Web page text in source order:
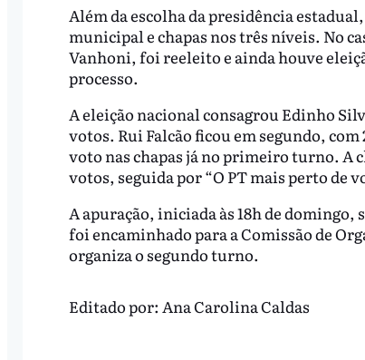
Além da escolha da presidência
municipal e chapas nos três níveis. No
Vanhoni, foi reeleito e ainda houve
processo.
A eleição nacional consagrou Edinho
votos. Rui Falcão ficou em segundo,
voto nas chapas já no primeiro turno. A
votos, seguida por “O PT mais perto de
A apuração, iniciada às 18h de
foi encaminhado para a Comissão de
organiza o segundo turno.
Editado por: Ana Carolina Caldas